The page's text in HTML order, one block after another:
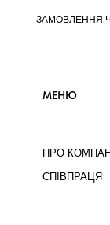
ПРО
СПІВПРАЦЯ
МЕНЮ
ЗАМОВЛЕННЯ